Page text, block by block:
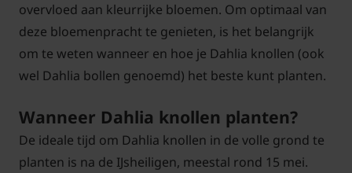
overvloed aan kleurrijke bloemen. Om optimaal van
deze bloemenpracht te genieten, is het belangrijk
om te weten wanneer en hoe je Dahlia knollen (ook
wel Dahlia bollen genoemd) het beste kunt planten.
Wanneer Dahlia knollen planten?
De ideale tijd om Dahlia knollen in de volle grond te
planten is na de IJsheiligen, meestal rond 15 mei.